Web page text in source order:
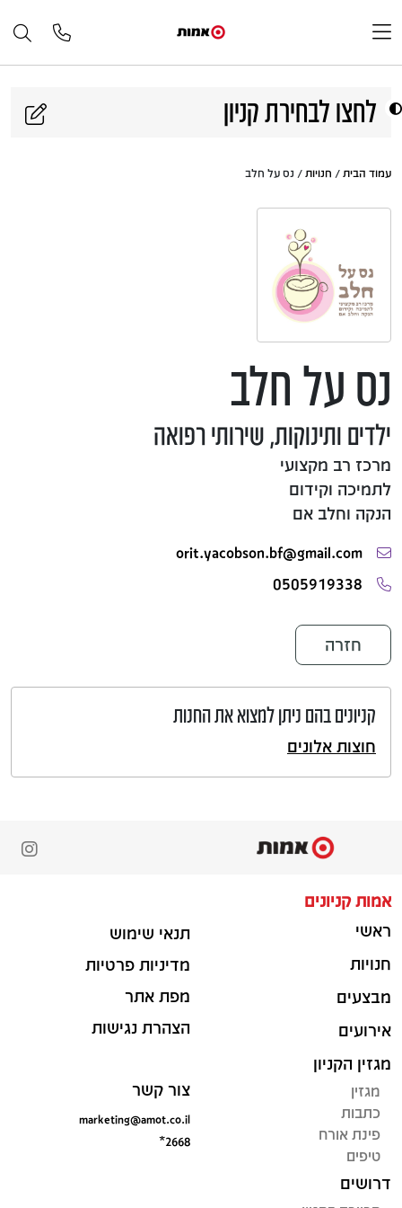
לחצו לבחירת קניון
עמוד הבית / חנויות / נס על חלב
נס על חלב
ילדים ותינוקות, שירותי רפואה
מרכז רב מקצועי
לתמיכה וקידום
הנקה וחלב אם
orit.yacobson.bf@gmail.com
0505919338
חזרה
קניונים בהם ניתן למצוא את החנות
חוצות אלונים
אמות קניונים
ראשי
חנויות
מבצעים
אירועים
מגזין הקניון
מגזין
כתבות
פינת אורח
טיפים
דרושים
תנאי שימוש
מדיניות פרטיות
מפת אתר
הצהרת נגישות
צור קשר
marketing@amot.co.il
*2668